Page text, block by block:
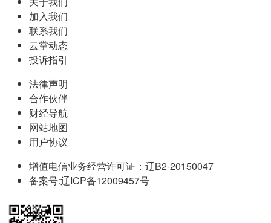
加入我们
联系我们
云掌动态
投诉指引
法律声明
合作伙伴
财经导航
网站地图
用户协议
增值电信业务经营许可证：辽B2-20150047
备案号:辽ICP备12009457号